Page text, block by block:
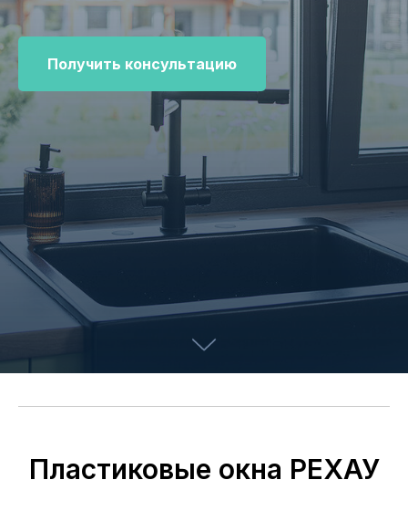
Получить консультацию
Пластиковые окна РЕХАУ